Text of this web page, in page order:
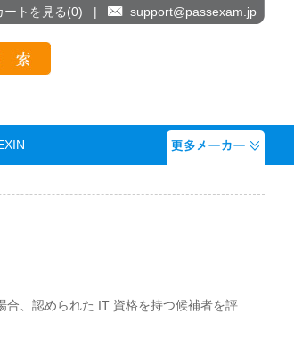
、認められた IT 資格を持つ候補者を評
ートを見る(0) | support@passexam.jp